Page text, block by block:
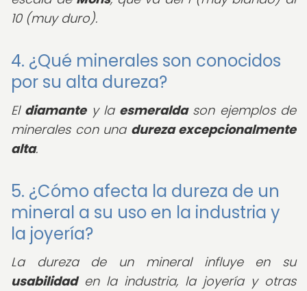
10 (muy duro).
4. ¿Qué minerales son conocidos
por su alta dureza?
El diamantey la esmeraldason ejemplos de
minerales con una dureza excepcionalmente
alta.
5. ¿Cómo afecta la dureza de un
mineral a su uso en la industria y
la joyería?
La dureza de un mineral influye en su
usabilidaden la industria, la joyería y otras